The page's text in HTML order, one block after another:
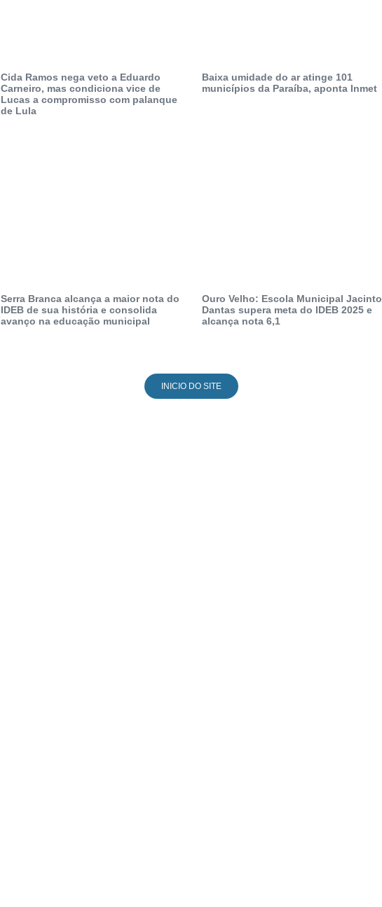
Cida Ramos nega veto a Eduardo
Carneiro, mas condiciona vice de
Lucas a compromisso com palanque
de Lula
Baixa umidade do ar atinge 101
municípios da Paraíba, aponta Inmet
Serra Branca alcança a maior nota do
IDEB de sua história e consolida
avanço na educação municipal
Ouro Velho: Escola Municipal Jacinto
Dantas supera meta do IDEB 2025 e
alcança nota 6,1
INICIO DO SITE